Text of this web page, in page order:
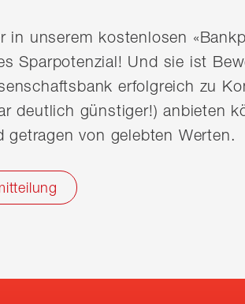
in unserem kostenlosen
Sparpotenzial! Und sie ist
erfolgreich zu
deutlich günstiger!) anbieten
von gelebten Werten.